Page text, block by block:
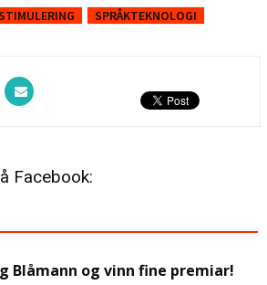
SPRÅKTEKNOLOGI
Facebook:
Blåmann og vinn fine premiar!